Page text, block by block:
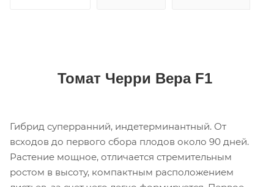
Томат Черри Вера F1
Гибрид суперранний, индетерминантный. От
всходов до первого сбора плодов около 90 дней.
Растение мощное, отличается стремительным
ростом в высоту, компактным расположением